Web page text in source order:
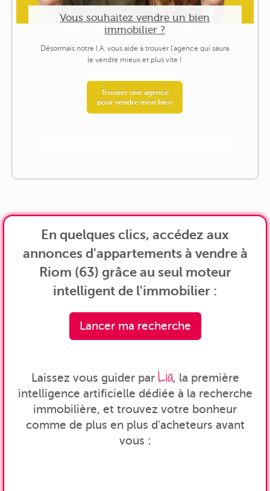
Vous souhaitez vendre un bien
immobilier ?
Désormais notre I.A. vous aide à trouver l'agence qui saura
le vendre mieux et plus vite !
Trouver une agence
pour vendre mon bien
En quelques clics, accédez aux
annonces d'appartements à vendre à
Riom (63) grâce au seul moteur
intelligent de l'immobilier :
Lancer ma recherche
Laissez vous guider par Lia, la première
intelligence artificielle dédiée à la recherche
immobilière, et trouvez votre bonheur
comme de plus en plus d'acheteurs avant
vous :